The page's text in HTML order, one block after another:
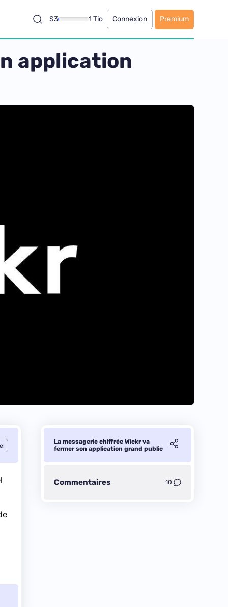
S3 1 Tio Connexion Premium
application
La messagerie chiffrée Wickr va
fermer son application grand public
Commentaires 10